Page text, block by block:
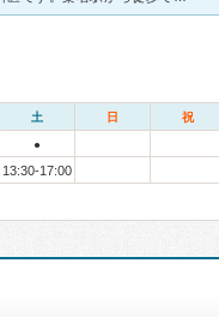
土 日 祝
●
13:30-17:00